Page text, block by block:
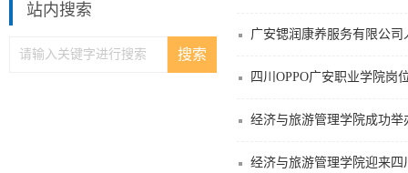
站内搜索
广安锶润康养服务有限公司
四川OPPO广安职业学院岗
经济与旅游管理学院成功
经济与旅游管理学院迎来